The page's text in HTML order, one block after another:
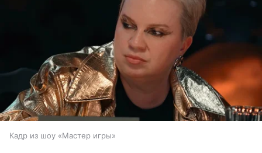
Кадр из шоу «Мастер игры»